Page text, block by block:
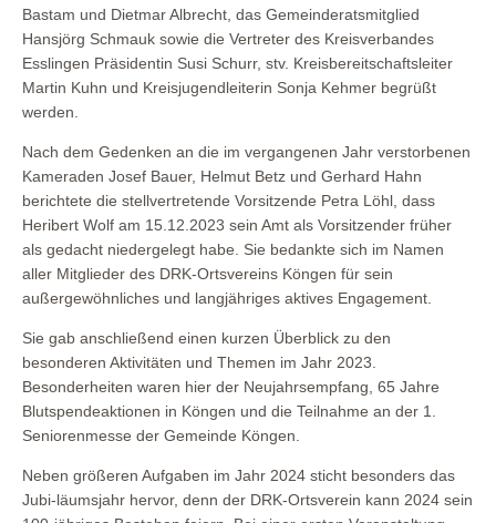
Bastam und Dietmar Albrecht, das Gemeinderatsmitglied
Hansjörg Schmauk sowie die Vertreter des Kreisverbandes
Esslingen Präsidentin Susi Schurr, stv. Kreisbereitschaftsleiter
Martin Kuhn und Kreisjugendleiterin Sonja Kehmer begrüßt
werden.
Nach dem Gedenken an die im vergangenen Jahr verstorbenen
Kameraden Josef Bauer, Helmut Betz und Gerhard Hahn
berichtete die stellvertretende Vorsitzende Petra Löhl, dass
Heribert Wolf am 15.12.2023 sein Amt als Vorsitzender früher
als gedacht niedergelegt habe. Sie bedankte sich im Namen
aller Mitglieder des DRK-Ortsvereins Köngen für sein
außergewöhnliches und langjähriges aktives Engagement.
Sie gab anschließend einen kurzen Überblick zu den
besonderen Aktivitäten und Themen im Jahr 2023.
Besonderheiten waren hier der Neujahrsempfang, 65 Jahre
Blutspendeaktionen in Köngen und die Teilnahme an der 1.
Seniorenmesse der Gemeinde Köngen.
Neben größeren Aufgaben im Jahr 2024 sticht besonders das
Jubi-läumsjahr hervor, denn der DRK-Ortsverein kann 2024 sein